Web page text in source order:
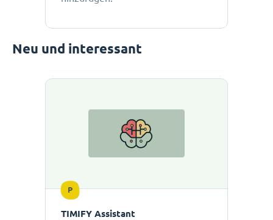
Neu und interessant
P
TIMIFY Assistant